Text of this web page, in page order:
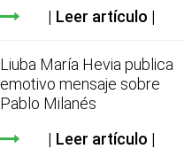
Leer artículo
Liuba María Hevia publica
emotivo mensaje sobre
Pablo Milanés
Leer artículo